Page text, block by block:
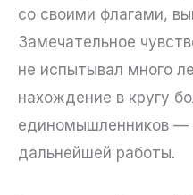
со своими флагами,
Замечательное
не испытывал много
нахождение в кругу
единомышленников —
дальнейшей работы.